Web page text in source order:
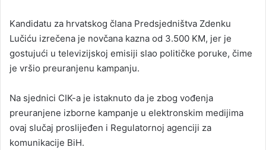
Kandidatu za hrvatskog člana Predsjedništva Zdenku
Lučiću izrečena je novčana kazna od 3.500 KM, jer je
gostujući u televizijskoj emisiji slao političke poruke, čime
je vršio preuranjenu kampanju.
Na sjednici CIK-a je istaknuto da je zbog vođenja
preuranjene izborne kampanje u elektronskim medijima
ovaj slučaj proslijeđen i Regulatornoj agenciji za
komunikacije BiH.